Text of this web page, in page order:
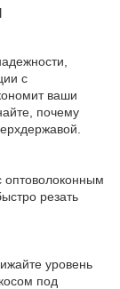
с
ваши
почему
оптоволоконным
резать
уровень
под